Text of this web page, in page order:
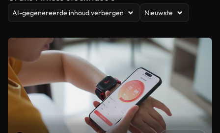
AI-gegenereerde inhoud verbergen Nieuwste